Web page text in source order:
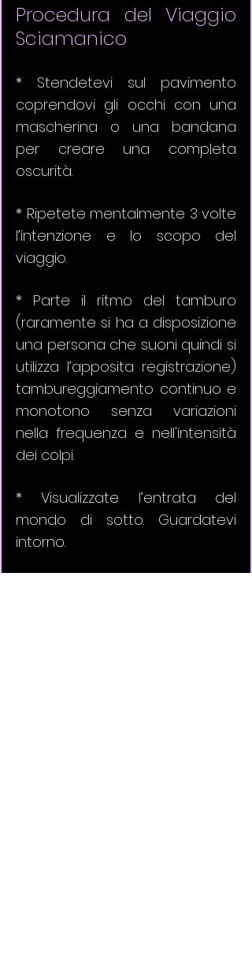
Procedura del Viaggio
Sciamanico
* Stendetevi sul pavimento
coprendovi gli occhi con una
mascherina o una bandana
per creare una completa
oscurità.
* Ripetete mentalmente 3 volte
l’intenzione e lo scopo del
viaggio.
* Parte il ritmo del tamburo
(raramente si ha a disposizione
una persona che suoni quindi si
utilizza l’apposita registrazione)
tambureggiamento continuo e
monotono senza variazioni
nella frequenza e nell'intensità
dei colpi.
* Visualizzate l’entrata del
mondo di sotto. Guardatevi
intorno.